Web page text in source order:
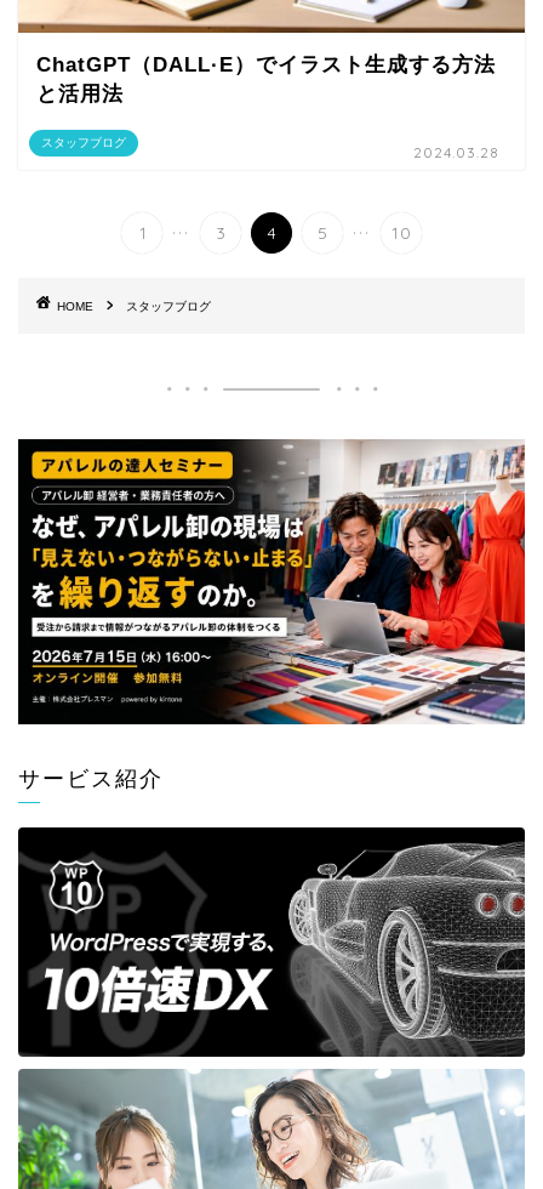
スタッフブログ
ChatGPT（DALL·E）でイラスト生成する方法
と活用法
2024.03.28
1 ... 3 4 5 ... 10
HOME スタッフブログ
サービス紹介